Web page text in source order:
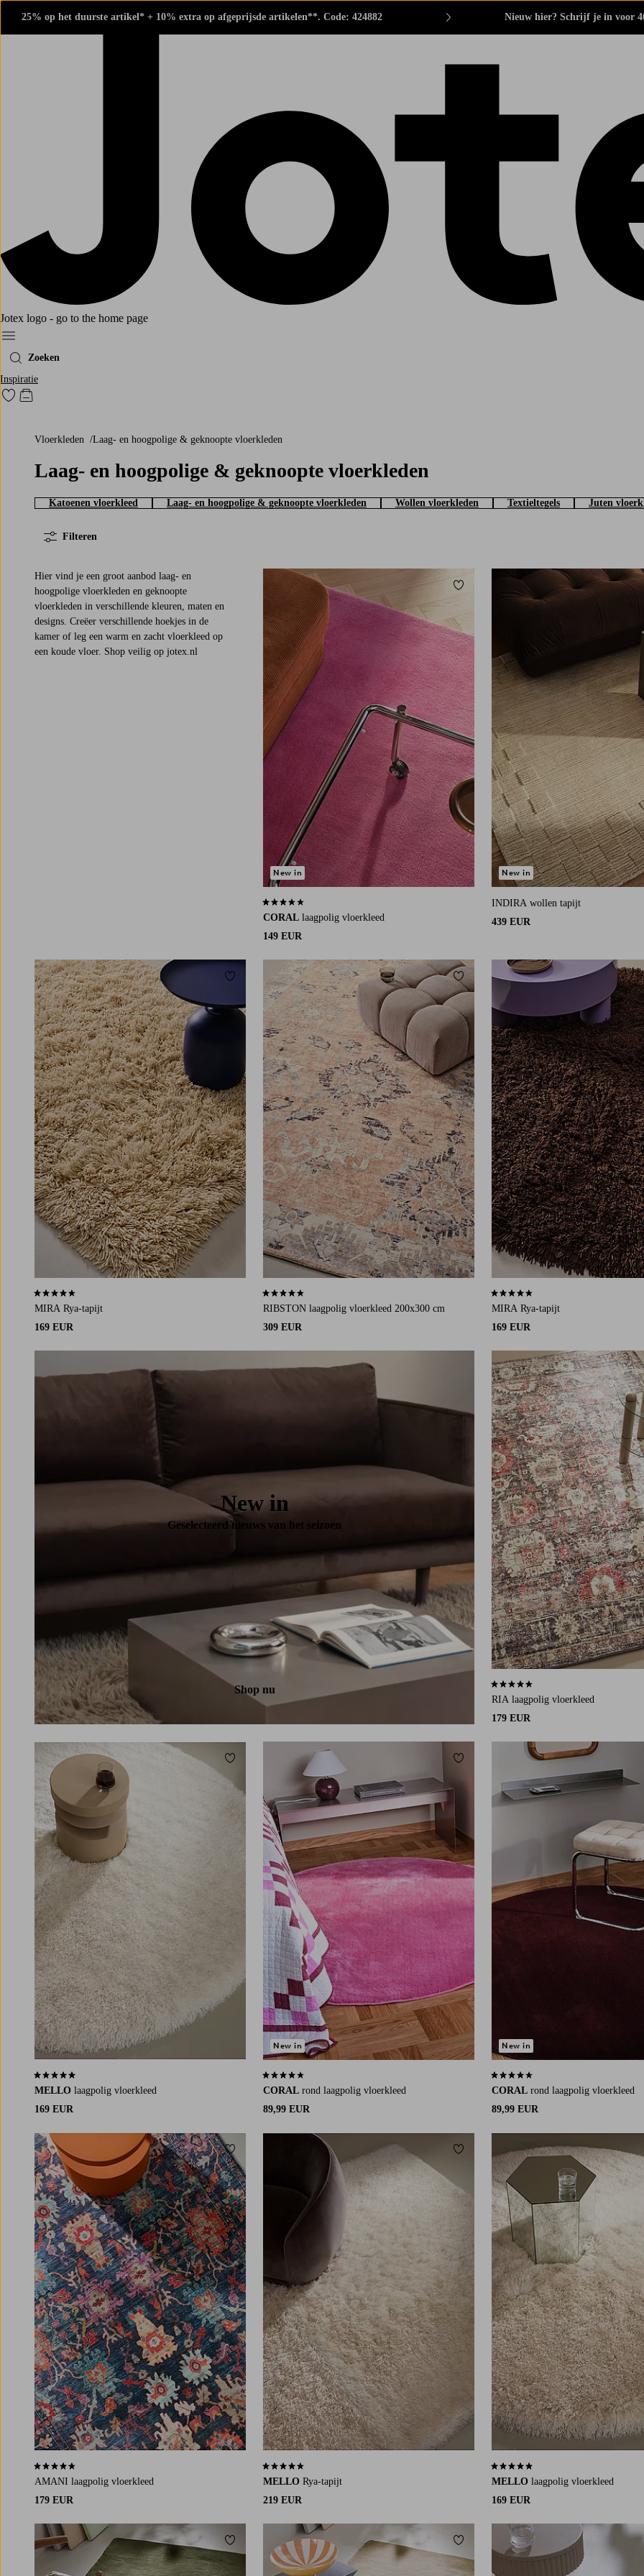
25% op het duurste artikel* + 10% extra op afgeprijsde artikelen**. Code: 424882 Nieuw hier? Schrijf je in voor
Jotex logo - go to the home page
Menu
Zoeken
Inspiratie
Ga naar favoriet gemarkeerde producten
Go to checkout
Vloerkleden Laag- en hoogpolige & geknoopte vloerkleden
Laag- en hoogpolige & geknoopte vloerkleden
Katoenen vloerkleed Laag- en hoogpolige & geknoopte vloerkleden Wollen vloerkleden Textieltegels Juten
Filteren
Hier vind je een groot aanbod laag- en
hoogpolige vloerkleden en geknoopte
vloerkleden in verschillende kleuren, maten en
designs. Creëer verschillende hoekjes in de
kamer of leg een warm en zacht vloerkleed op
een koude vloer. Shop veilig op jotex.nl
CORAL laagpolig vloerkleed
149 EUR
3,7 op basis van 44 beoordelingen
New in
Toevoegen aan favorieten
170X240200X300
INDIRA wollen tapijt
439 EUR
New in
MIRA Rya-tapijt
169 EUR
4,6 op basis van 13 beoordelingen
Toevoegen aan favorieten
80X200160X230200X300
RIBSTON laagpolig vloerkleed 200x300 cm
309 EUR
4,7 op basis van 49 beoordelingen
Toevoegen aan favorieten
MIRA Rya-tapijt
169 EUR
4,6 op basis van 13 beoordelingen
200X300
New in
Geselecteerd nieuws van het seizoen
Shop nu
RIA laagpolig vloerkleed
179 EUR
4,7 op basis van 6 beoordelingen
160X230200X300
MELLO laagpolig vloerkleed
169 EUR
5,0 op basis van 10 beoordelingen
Toevoegen aan favorieten
160 240
CORAL rond laagpolig vloerkleed
89,99 EUR
4,2 op basis van 25 beoordelingen
New in
Toevoegen aan favorieten
CORAL rond laagpolig vloerkleed
89,99 EUR
4,2 op basis van 25 beoordelingen
New in
AMANI laagpolig vloerkleed
179 EUR
4,7 op basis van 25 beoordelingen
Toevoegen aan favorieten
160X230200X300
MELLO Rya-tapijt
219 EUR
4,4 op basis van 36 beoordelingen
Toevoegen aan favorieten
200X300
MELLO laagpolig vloerkleed
169 EUR
5,0 op basis van 10 beoordelingen
160240
Toevoegen aan favorieten Toevoegen aan favorieten